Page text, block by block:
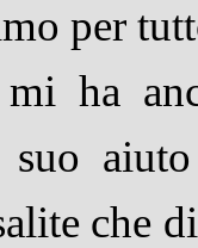
per
ha
che